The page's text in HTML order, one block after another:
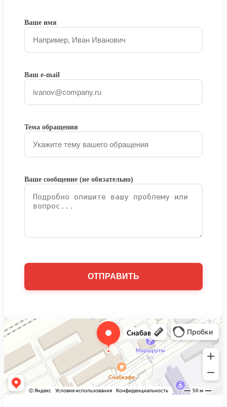
Ваше имя
Ваш e-mail
Тема обращения
Ваше сообщение (не обязательно)